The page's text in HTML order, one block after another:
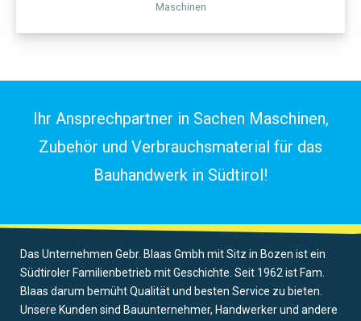
Maschinen
Ihr Ansprechpartner in Sachen Maschinen,
Zubehör und Verbrauchsmaterial für das
Bauhandwerk in Südtirol!
Das Unternehmen Gebr. Blaas Gmbh mit Sitz in Bozen ist ein
Südtiroler Familienbetrieb mit Geschichte. Seit 1962 ist Fam.
Blaas darum bemüht Qualität und besten Service zu bieten.
Unsere Kunden sind Bauunternehmer, Handwerker und andere